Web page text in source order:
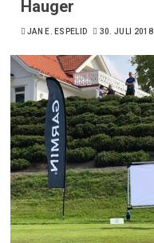
Hauger
JAN E. ESPELID 30. JULI 2018